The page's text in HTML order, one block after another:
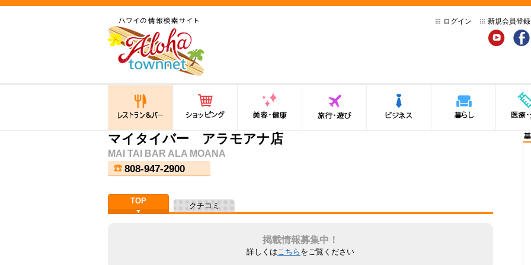
法律から運転免許証まで情
報が満載！
ログイン 新規会員登録
レストラン＆バー ショッピング 美容・健康 医療・介
マイタイバー アラモアナ店
MAI TAI BAR ALA MOANA
808-947-2900
TOP
クチコミ
掲載情報募集中！
詳しくはこちら をご覧ください